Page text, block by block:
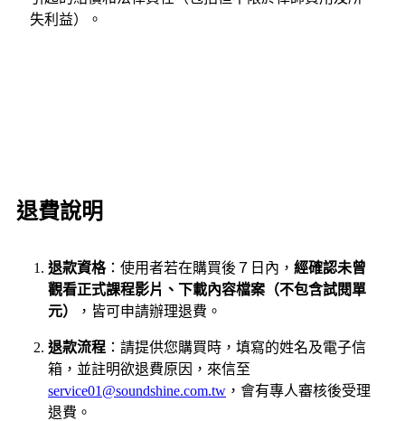
失利益）。
退費說明
退款資格：使用者若在購買後７日內， 經確認未曾
觀看正式課程影片、下載內容檔案（不包含試閱單
元）
，皆可申請辦理退費。
退款流程 ：請提供您購買時，填寫的姓名及電子信
箱，並註明欲退費原因，來信至
service01@soundshine.com.tw ，會有專人審核後受理
退費。